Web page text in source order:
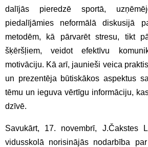
dalījās pieredzē sportā,
piedalījāmies neformālā diskusijā
metodēm, kā pārvarēt stresu, tikt
šķēršļiem, veidot efektīvu
motivāciju. Kā arī, jaunieši veica
un prezentēja būtiskākos aspektus
tēmu un ieguva vērtīgu informāciju,
dzīvē.
Savukārt, 17. novembrī, J.Čakstes
vidusskolā norisinājās nodarbība